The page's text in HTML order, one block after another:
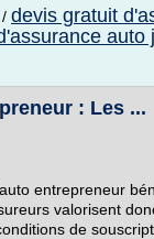
/ devis gratuit
auto
: Les ...
entrepreneur
valorisent
de